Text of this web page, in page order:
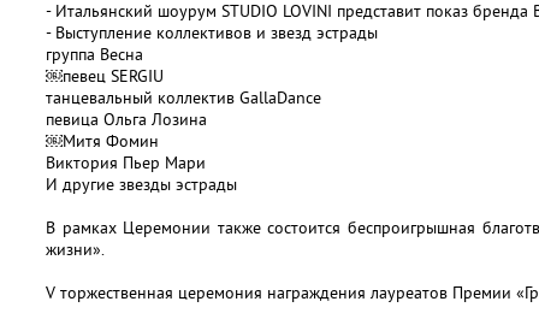
- Итальянский шоурум STUDIO LOVINI представит показ бренда
- Выступление коллективов и звезд эстрады
группа Весна
￼певец SERGIU
танцевальный коллектив GallaDance
певица Ольга Лозина
￼Митя Фомин
Виктория Пьер Мари
И другие звезды эстрады
В рамках Церемонии также состоится беспроигрышная
жизни».
V торжественная церемония награждения лауреатов Премии